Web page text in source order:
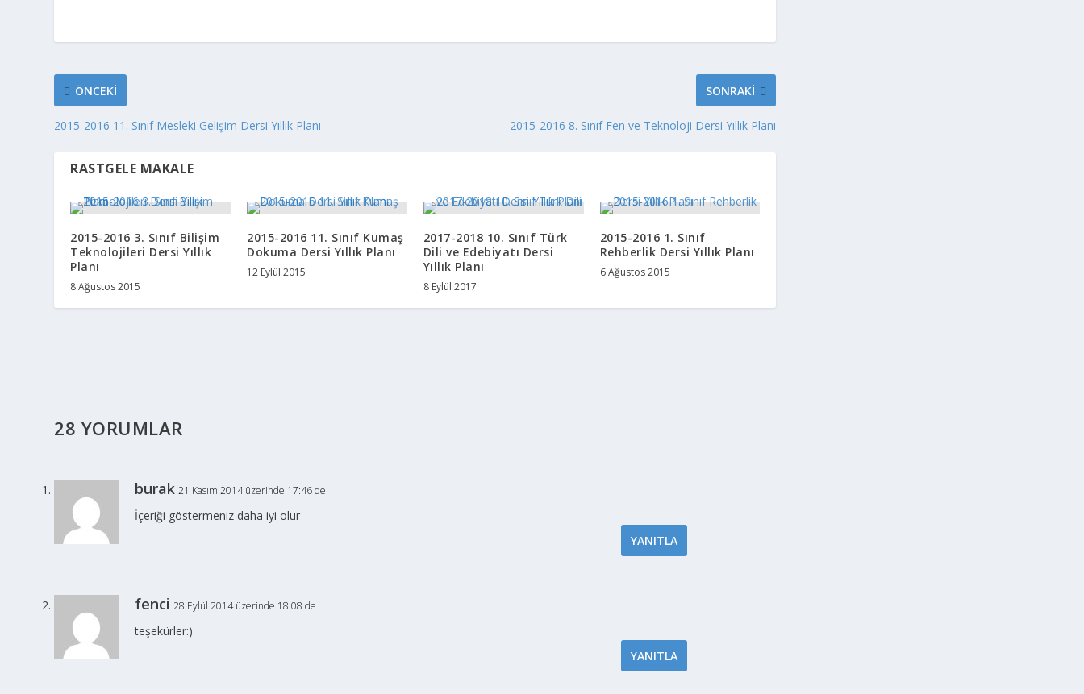
ÖNCEKI
2015-2016 11. Sınıf Mesleki Gelişim Dersi Yıllık Planı
SONRAKI
2015-2016 8. Sınıf Fen ve Teknoloji Dersi Yıllık Planı
RASTGELE MAKALE
2015-2016 3. Sınıf Bilişim
Teknolojileri Dersi Yıllık
Planı
8 Ağustos 2015
2015-2016 11. Sınıf Kumaş
Dokuma Dersi Yıllık Planı
12 Eylül 2015
2017-2018 10. Sınıf Türk
Dili ve Edebiyatı Dersi
Yıllık Planı
8 Eylül 2017
2015-2016 1. Sınıf
Rehberlik Dersi Yıllık Planı
6 Ağustos 2015
28 YORUMLAR
burak 21 Kasım 2014 üzerinde 17:46 de
İçeriği göstermeniz daha iyi olur
YANITLA
fenci 28 Eylül 2014 üzerinde 18:08 de
teşekürler:)
YANITLA